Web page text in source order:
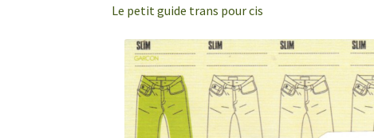
Le petit guide trans pour cis